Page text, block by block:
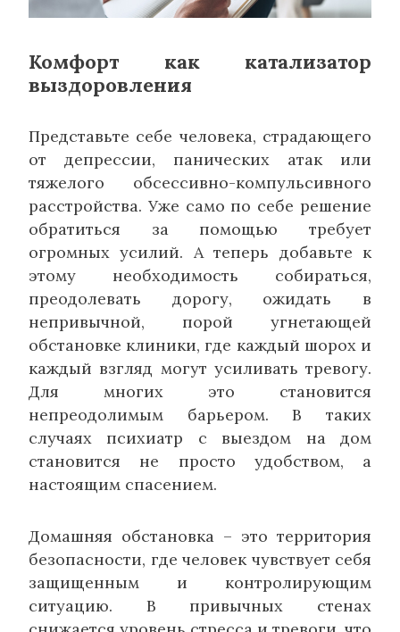
Комфорт как катализатор
выздоровления
Представьте себе человека, страдающего
от депрессии, панических атак или
тяжелого обсессивно-компульсивного
расстройства. Уже само по себе решение
обратиться за помощью требует
огромных усилий. А теперь добавьте к
этому необходимость собираться,
преодолевать дорогу, ожидать в
непривычной, порой угнетающей
обстановке клиники, где каждый шорох и
каждый взгляд могут усиливать тревогу.
Для многих это становится
непреодолимым барьером. В таких
случаях психиатр с выездом на дом
становится не просто удобством, а
настоящим спасением.
Домашняя обстановка – это территория
безопасности, где человек чувствует себя
защищенным и контролирующим
ситуацию. В привычных стенах